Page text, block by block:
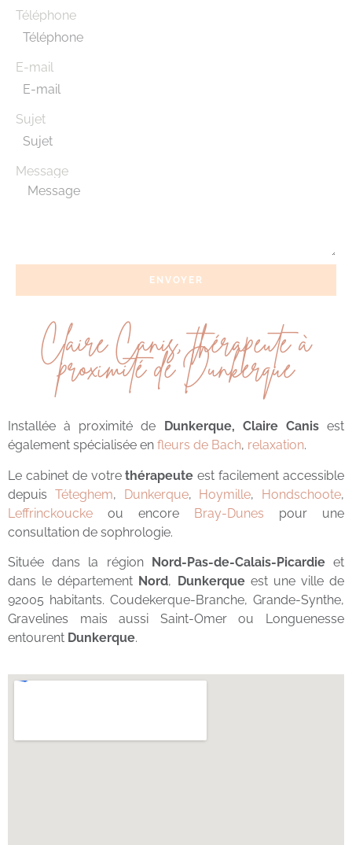
Téléphone
E-mail
Sujet
Message
ENVOYER
Claire Canis, thérapeute à
proximité de Dunkerque
Installée à proximité de Dunkerque, Claire Canisest
également spécialisée en fleurs de Bach, relaxation.
Le cabinet de votrethérapeute est facilement accessible
depuis Téteghem, Dunkerque, Hoymille, Hondschoote,
Leffrinckoucke ou encore Bray-Dunes pour une
consultation de sophrologie.
Située dans la région Nord-Pas-de-Calais-Picardieet
dans le département Nord, Dunkerqueest une ville de
92005 habitants. Coudekerque-Branche, Grande-Synthe,
Gravelines mais aussi Saint-Omer ou Longuenesse
entourent Dunkerque.